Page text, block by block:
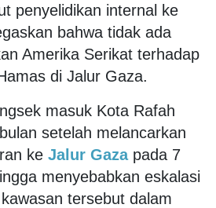
penyelidikan internal ke
bahwa tidak ada
Amerika Serikat terhadap
di Jalur Gaza.
masuk Kota Rafah
setelah melancarkan
ke Jalur Gaza pada 7
menyebabkan eskalasi
tersebut dalam